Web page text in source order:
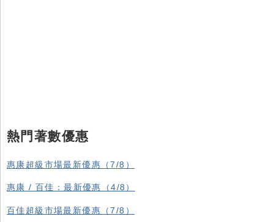
熱門著數優惠
惠康超級市場最新優惠（7/8）
惠康 / 百佳：最新優惠（4/8）
百佳超級市場最新優惠（7/8）